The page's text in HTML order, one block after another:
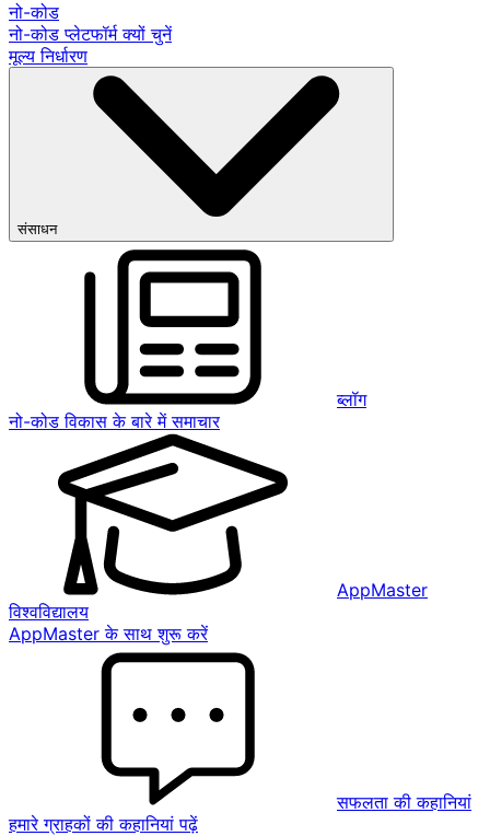
नो-कोड
नो-कोड प्लेटफॉर्म क्यों चुनें
मूल्य निर्धारण
संसाधन
ब्लॉग
नो-कोड विकास के बारे में समाचार
AppMaster
विश्वविद्यालय
AppMaster के साथ शुरू करें
सफलता की कहानियां
हमारे ग्राहकों की कहानियां पढ़ें